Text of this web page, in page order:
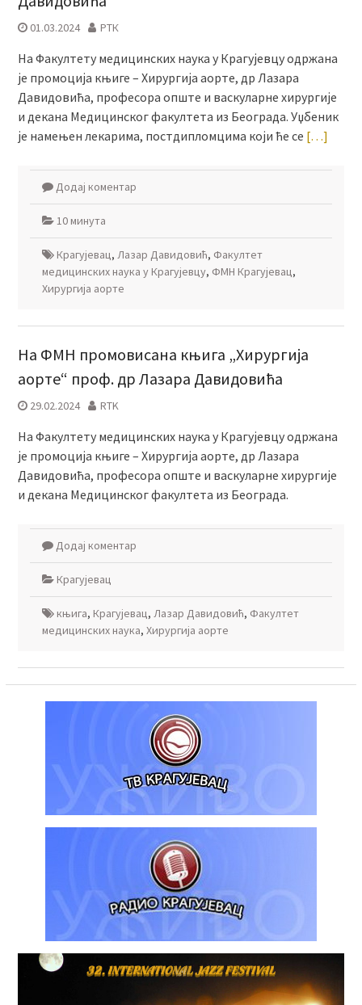
01.03.2024 РТК
На Факултету медицинских наука у Крагујевцу одржана
је промоција књиге – Хирургија аорте, др Лазара
Давидовића, професора опште и васкуларне хирургије
и декана Медицинског факултета из Београда. Уџбеник
је намењен лекарима, постдипломцима који ће се […]
Додај коментар
10 минута
Крагујевац, Лазар Давидовић, Факултет
медицинских наука у Крагујевцу, ФМН Крагујевац,
Хирургија аорте
На ФМН промовисана књига „Хирургија
аорте“ проф. др Лазара Давидовића
29.02.2024 RTK
На Факултету медицинских наука у Крагујевцу одржана
је промоција књиге – Хирургија аорте, др Лазара
Давидовића, професора опште и васкуларне хирургије
и декана Медицинског факултета из Београда.
Додај коментар
Крагујевац
књига, Крагујевац, Лазар Давидовић, Факултет
медицинских наука, Хирургија аорте